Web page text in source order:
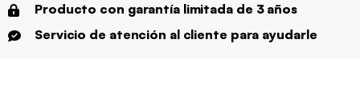
Producto con garantía limitada de 3 años
Servicio de atención al cliente para ayudarle